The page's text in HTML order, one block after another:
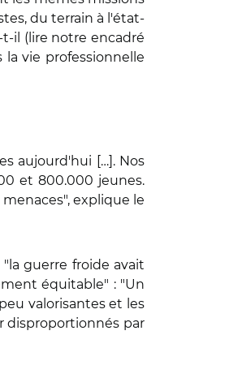
du terrain à l'état-
il (lire notre encadré
vie professionnelle
aujourd'hui […]. Nos
et 800.000 jeunes.
explique le
guerre froide avait
équitable" : "Un
valorisantes et les
disproportionnés par